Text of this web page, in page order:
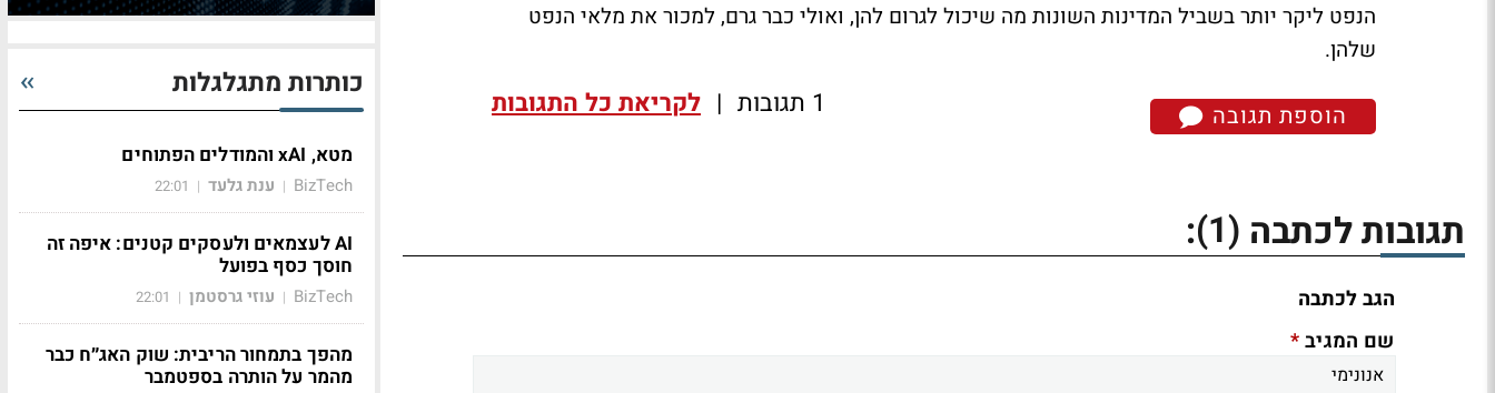
הנפט ליקר יותר בשביל המדינות השונות מה שיכול לגרום להן, ואולי כבר גרם, למכור את מלאי הנפט
שלהן.
הוספת תגובה 1 תגובות | לקריאת כל התגובות
תגובות לכתבה (1)
:
הגב לכתבה
שם המגיב*
כותרות מתגלגלות
מטא, xAI והמודלים הפתוחים
BizTech
| ענת גלעד |
22:01
AI לעצמאים ולעסקים קטנים: איפה זה
חוסך כסף בפועל
BizTech
| עוזי גרסטמן |
22:01
מהפך בתמחור הריבית: שוק האג״ח כבר
מהמר על הותרה בספטמבר